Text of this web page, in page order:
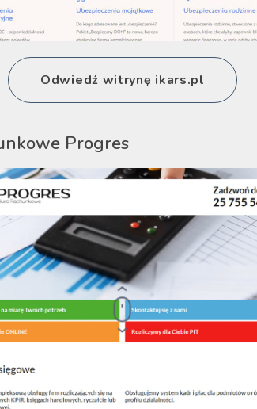
Odwiedź witrynę ikars.pl
Progres